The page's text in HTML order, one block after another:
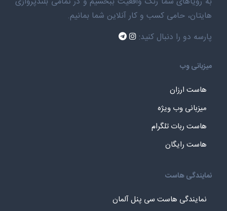
هایتان، حامی کسب و کار آنلاین شما بمانیم.
پارسه دو را دنبال کنید:
میزبانی وب
هاست ارزان
میزبانی وب ویژه
هاست ربات تلگرام
هاست رایگان
نمایندگی هاست
نمایندگی هاست سی پنل آلمان